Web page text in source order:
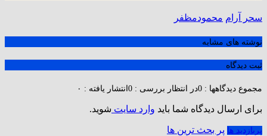
سحر آرام محمودمظفر
نوشته های مشابه
ثبت دیدگاه
مجموع دیدگاهها : 0 در انتظار بررسی : 0 انتشار یافته : ۰
برای ارسال دیدگاه شما باید وارد سایت شوید.
پربازدید ها پر بحث ترین ها